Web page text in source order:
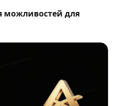
можливостей для